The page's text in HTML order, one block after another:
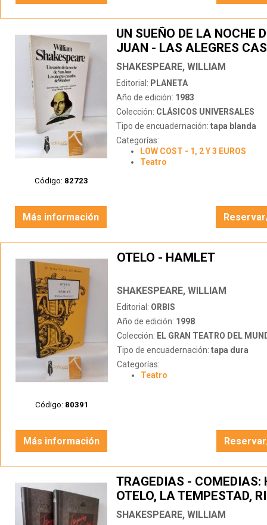
Código: 82723
UN SUEÑO DE LA NOCHE
JUAN - LAS ALEGRES
WINDSOR
SHAKESPEARE, WILLIAM
Editorial: PLANETA
Año de edición: 1983
Colección: CLÁSICOS UNIVERSALES
Tipo de encuadernación: tapa blanda
Categorías:
LOW COST - 1, 2 Y 3 EUROS
Teatro
Más información
Código: 80391
OTELO - HAMLET
SHAKESPEARE, WILLIAM
Editorial: ORBIS
Año de edición: 1998
Colección: EL GRAN TEATRO DEL
Tipo de encuadernación: tapa dura
Categorías:
Teatro
Más información
TRAGEDIAS - COMEDIAS:
OTELO, LA TEMPESTAD,
II, SUEÑO DE UNA NOCHE
SHAKESPEARE, WILLIAM